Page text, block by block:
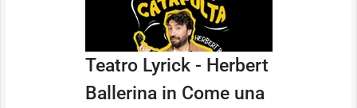
Teatro Lyrick - Herbert
Ballerina in Come una